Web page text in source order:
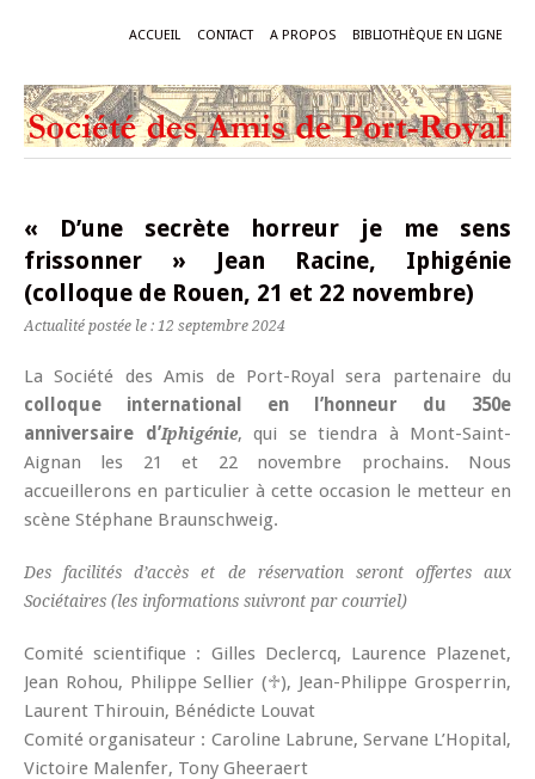
ACCUEIL CONTACT A PROPOS BIBLIOTHÈQUE EN LIGNE
« D’une secrète horreur je me sens
frissonner » Jean Racine, Iphigénie
(colloque de Rouen, 21 et 22 novembre)
Actualité postée le : 12 septembre 2024
La Société des Amis de Port-Royal sera partenaire du
colloque international en l’honneur du 350e
anniversaire d’Iphigénie, qui se tiendra à Mont-Saint-
Aignan les 21 et 22 novembre prochains. Nous
accueillerons en particulier à cette occasion le metteur en
scène Stéphane Braunschweig.
Des facilités d’accès et de réservation seront offertes aux
Sociétaires (les informations suivront par courriel)
Comité scientifique : Gilles Declercq, Laurence Plazenet,
Jean Rohou, Philippe Sellier (♱), Jean-Philippe Grosperrin,
Laurent Thirouin, Bénédicte Louvat
Comité organisateur : Caroline Labrune, Servane L’Hopital,
Victoire Malenfer, Tony Gheeraert